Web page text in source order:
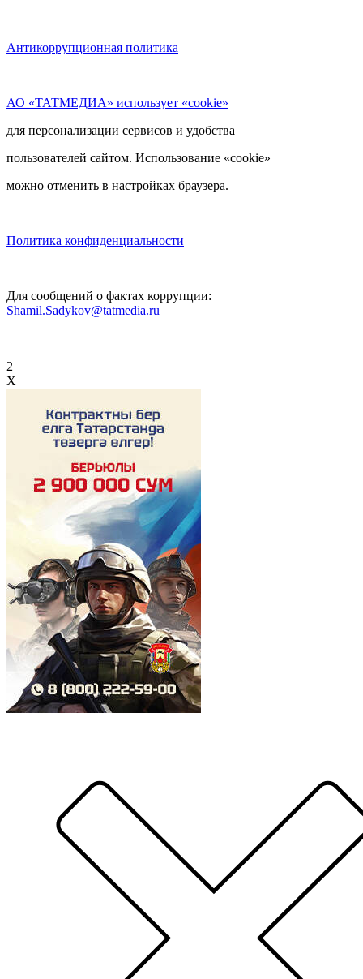
Антикоррупционная политика
АО «ТАТМЕДИА» использует «cookie»
для персонализации сервисов и удобства
пользователей сайтом. Использование «cookie»
можно отменить в настройках браузера.
Политика конфиденциальности
Для сообщений о фактах коррупции:
Shamil.Sadykov@tatmedia.ru
2
X